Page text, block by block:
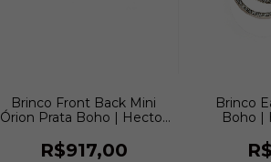
Brinco Front Back Mini
Órion Prata Boho | Hector
R$917,00
Brinco
Boho |